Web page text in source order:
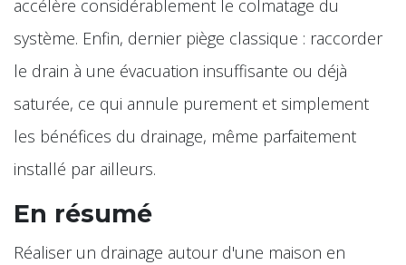
accélère considérablement le colmatage du
système. Enfin, dernier piège classique : raccorder
le drain à une évacuation insuffisante ou déjà
saturée, ce qui annule purement et simplement
les bénéfices du drainage, même parfaitement
installé par ailleurs.
En résumé
Réaliser un drainage autour d'une maison en